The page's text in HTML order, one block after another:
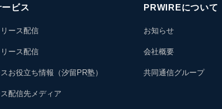
ビス
ース配信
ース配信
お役立ち情報（汐留PR塾）
配信先メディア
PRWIREについて
お知らせ
会社概要
共同通信グループ